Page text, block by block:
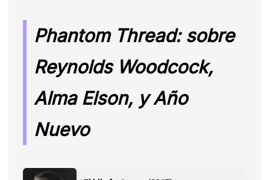
Phantom Thread: sobre
Reynolds Woodcock,
Alma Elson, y Año
Nuevo